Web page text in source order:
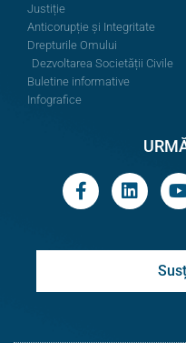
Justiție
Anticorupție și Integritate
Drepturile Omului
Dezvoltarea Societății Civile
Buletine informative
Infografice